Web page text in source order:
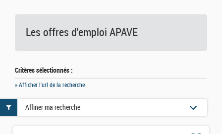
Les offres d'emploi APAVE
Critères sélectionnés :
» Afficher l'url de la recherche
Affiner ma recherche